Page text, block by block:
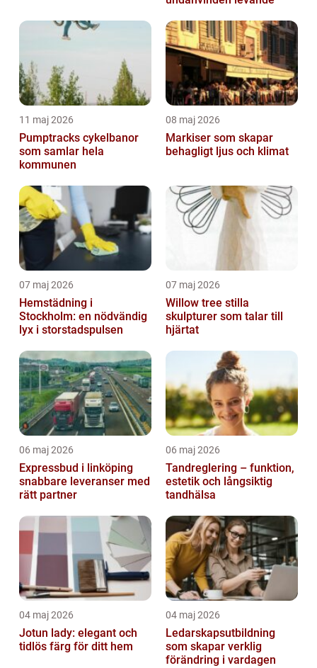
11 maj 2026
Pumptracks cykelbanor
som samlar hela
kommunen
08 maj 2026
Markiser som skapar
behagligt ljus och klimat
07 maj 2026
Hemstädning i
Stockholm: en nödvändig
lyx i storstadspulsen
07 maj 2026
Willow tree stilla
skulpturer som talar till
hjärtat
06 maj 2026
Expressbud i linköping
snabbare leveranser med
rätt partner
06 maj 2026
Tandreglering – funktion,
estetik och långsiktig
tandhälsa
04 maj 2026
Jotun lady: elegant och
tidlös färg för ditt hem
04 maj 2026
Ledarskapsutbildning
som skapar verklig
förändring i vardagen